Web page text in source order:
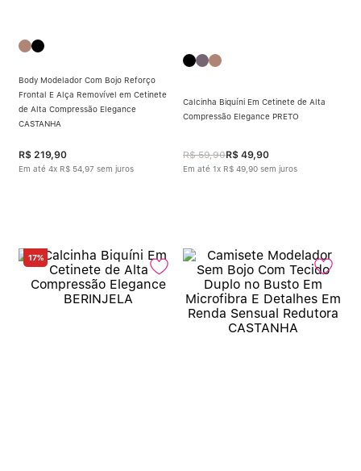
Body Modelador Com Bojo Reforço
Frontal E Alça Removível em Cetinete
de Alta Compressão Elegance
CASTANHA
R$ 219,90
Em até 4x R$ 54 97 sem juros
Calcinha Biquíni Em Cetinete de Alta
Compressão Elegance PRETO
R$ 59,90R$ 49,90
Em até 1x R$ 49 90 sem juros
17%